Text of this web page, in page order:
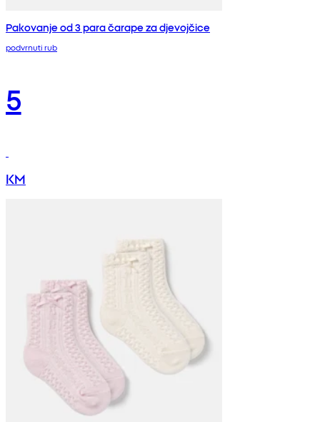
Pakovanje od 3 para čarape za djevojčice
podvrnuti rub
5
KM